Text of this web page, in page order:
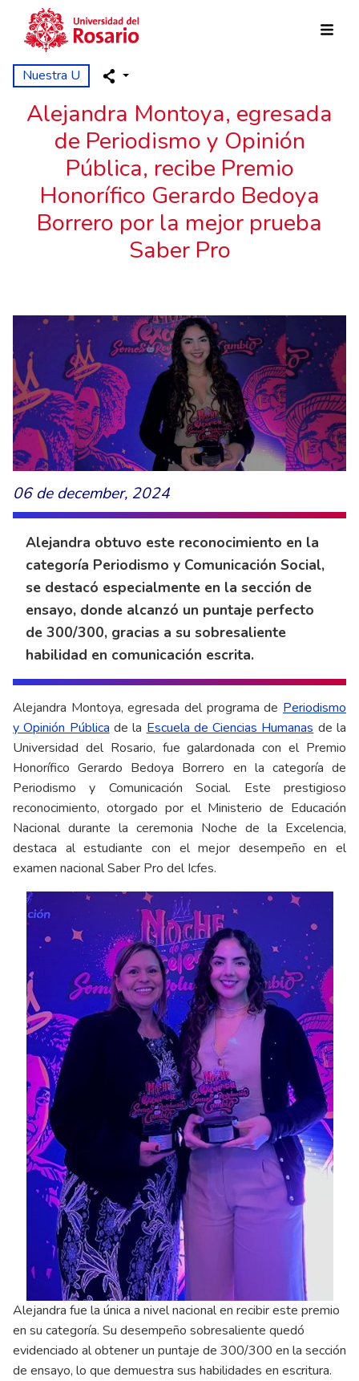
Skip to main content
Nuestra U
Alejandra Montoya, egresada
de Periodismo y Opinión
Pública, recibe Premio
Honorífico Gerardo Bedoya
Borrero por la mejor prueba
Saber Pro
06 de december, 2024
Alejandra obtuvo este reconocimiento en la
categoría Periodismo y Comunicación Social,
se destacó especialmente en la sección de
ensayo, donde alcanzó un puntaje perfecto
de 300/300, gracias a su sobresaliente
habilidad en comunicación escrita.
Alejandra Montoya, egresada del programa de Periodismo
y Opinión Pública de la Escuela de Ciencias Humanas de la
Universidad del Rosario, fue galardonada con el Premio
Honorífico Gerardo Bedoya Borrero en la categoría de
Periodismo y Comunicación Social. Este prestigioso
reconocimiento, otorgado por el Ministerio de Educación
Nacional durante la ceremonia Noche de la Excelencia,
destaca al estudiante con el mejor desempeño en el
examen nacional Saber Pro del Icfes.
Alejandra fue la única a nivel nacional en recibir este premio
en su categoría. Su desempeño sobresaliente quedó
evidenciado al obtener un puntaje de 300/300 en la sección
de ensayo, lo que demuestra sus habilidades en escritura.